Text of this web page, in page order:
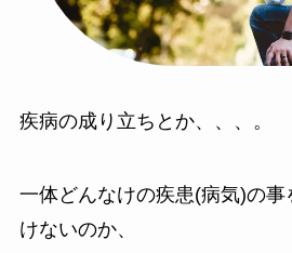
疾病の成り立ちとか、、、。
一体どんなけの疾患(病気)の
けないのか、